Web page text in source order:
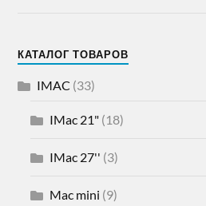
КАТАЛОГ ТОВАРОВ
IMAC (33)
IMac 21" (18)
IMac 27'' (3)
Mac mini (9)